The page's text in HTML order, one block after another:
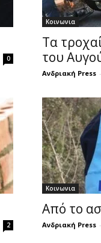
0
Κοινωνια
Τα
του
Ανδριακή Press -
2
Κοινωνια
Από το
Ανδριακή Press -